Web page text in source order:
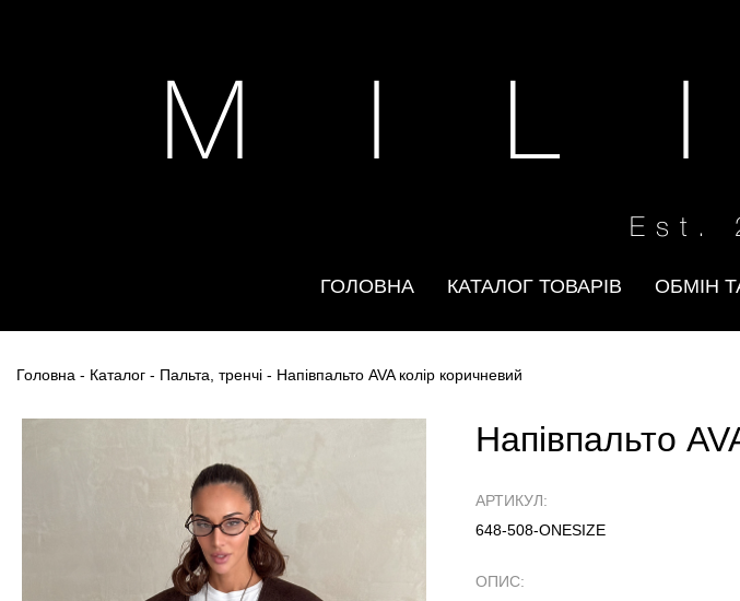
M I L I
Est.
ГОЛОВНА КАТАЛОГ ТОВАРІВ ОБМІН
Головна - Каталог - Пальта, тренчі - Напівпальто AVA колір коричневий
Напівпальто
АРТИКУЛ:
648-508-ONESIZE
ОПИС: